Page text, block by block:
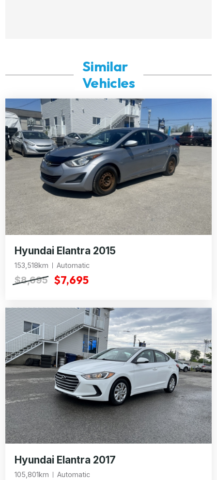
Similar
Vehicles
Hyundai Elantra 2015
153,518km Automatic
$8,695 $7,695
Hyundai Elantra 2017
105,801km Automatic